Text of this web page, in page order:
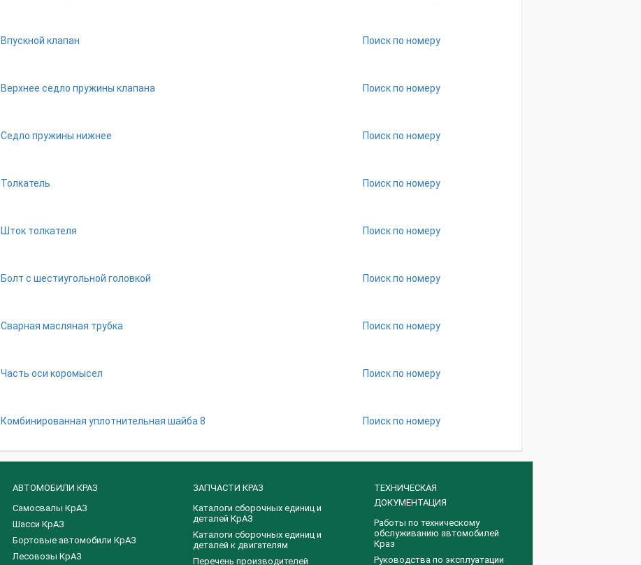
Впускной клапан Поиск по номеру
Верхнее седло пружины клапана Поиск по номеру
Седло пружины нижнее Поиск по номеру
Толкатель Поиск по номеру
Шток толкателя Поиск по номеру
Болт с шестиугольной головкой Поиск по номеру
Сварная масляная трубка Поиск по номеру
Часть оси коромысел Поиск по номеру
Комбинированная уплотнительная шайба 8 Поиск по номеру
АВТОМОБИЛИ КРАЗ
Самосвалы КрАЗ
Шасси КрАЗ
Бортовые автомобили КрАЗ
Лесовозы КрАЗ
ЗАПЧАСТИ КРАЗ
Каталоги сборочных единиц и
деталей КрАЗ
​Каталоги сборочных единиц и
деталей к двигателям
Перечень производителей
ТЕХНИЧЕСКАЯ
ДОКУМЕНТАЦИЯ
Работы по техническому
обслуживанию автомобилей
Краз
Руководства по эксплуатации